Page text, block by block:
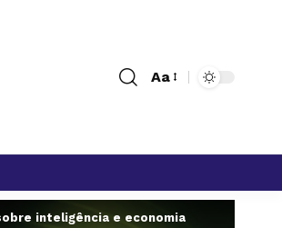
Aa
inteligência e economia